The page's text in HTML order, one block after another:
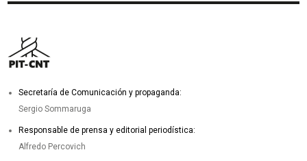
Secretaría de Comunicación y propaganda:
Sergio Sommaruga
Responsable de prensa y editorial periodística:
Alfredo Percovich